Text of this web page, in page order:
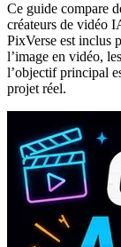
Ce guide compare
créateurs de vidéo
PixVerse est inclus
l’image en vidéo,
l’objectif principal
projet réel.